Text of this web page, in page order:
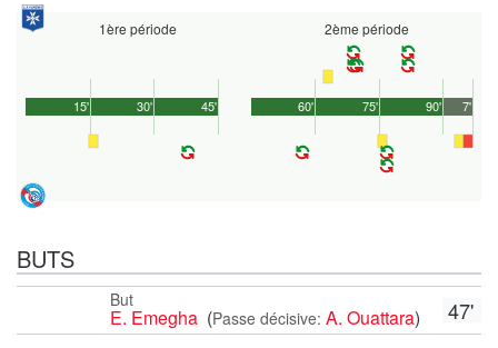
1ère période
45'
15' 30'
2ème période
90'
60' 75' 7'
BUTS
47'
But
E. Emegha (Passe décisive: A. Ouattara)